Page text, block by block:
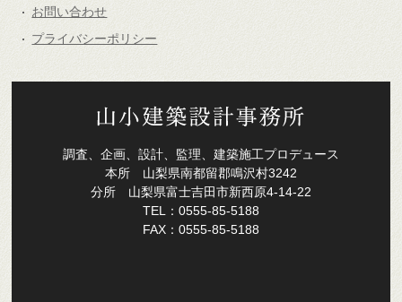
お問い合わせ
プライバシーポリシー
調査、企画、設計、監理、建築施工プロデュース
本所 山梨県南都留郡鳴沢村3242
分所 山梨県富士吉田市新西原4-14-22
TEL：0555-85-5188
FAX：0555-85-5188